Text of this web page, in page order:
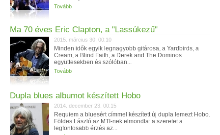
Tovább
Ma 70 éves Eric Clapton, a "Lassúkezű"
2015. március 30. 00:10
Minden idők egyik legnagyobb gitárosa, a Yardbirds, a
Cream, a Blind Faith, a Derek and The Dominos
együttesekben és szólóban...
Tovább
Dupla blues albumot készített Hobo
2014. december 23. 00:15
Requiem a bluesért címmel készített új dupla lemezt Hobo.
Földes László az MTI-nek elmondta: a szeretet a
legfontosabb érzés az...